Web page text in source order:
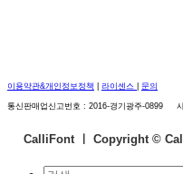
이용약관&개인정보정책 라이센스 문의
통신판매업신고번호 : 2016-경기광주-0899
CalliFont ㅣ Copyright ©